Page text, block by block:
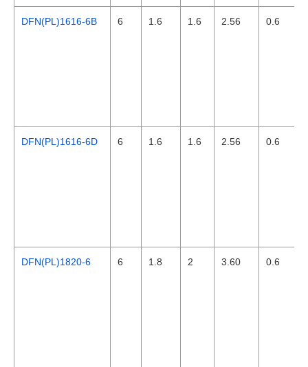
DFN(PL)1616-6B 6 1.6 1.6 2.56 0.6
DFN(PL)1616-6D 6 1.6 1.6 2.56 0.6
DFN(PL)1820-6 6 1.8 2 3.60 0.6